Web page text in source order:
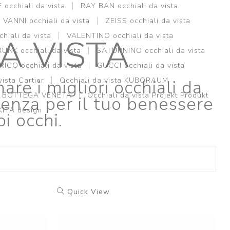
occhiali da vista
RAY BAN occhiali da vista
VANNI occhiali da vista
ZEISS occhiali da vista
da vista
VALENTINO occhiali da vista
occhiali da vista
SATURNINO occhiali da vista
occhiali da vista
GUCCI occhiali da vista
Cartier
Occhiali da vista KUBORAUM
VENETA
Occhiali da vista Projekt Produkt
design
VISTA
i migliori occhiali da
per il tuo benessere
occhi.
Quick View